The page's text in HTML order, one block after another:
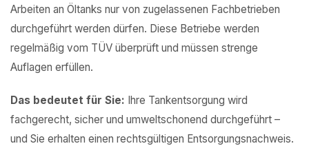
Arbeiten an Öltanks nur von zugelassenen Fachbetrieben
durchgeführt werden dürfen. Diese Betriebe werden
regelmäßig vom TÜV überprüft und müssen strenge
Auflagen erfüllen.
Das bedeutet für Sie: Ihre Tankentsorgung wird
fachgerecht, sicher und umweltschonend durchgeführt –
und Sie erhalten einen rechtsgültigen Entsorgungsnachweis.